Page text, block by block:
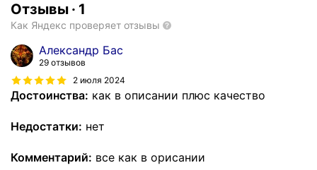
Отзывы · 1
Как Яндекс проверяет отзывы
Александр Бас
29 отзывов
2 июля 2024
Достоинства: как в описании плюс качество
Недостатки: нет
Комментарий: все как в орисании